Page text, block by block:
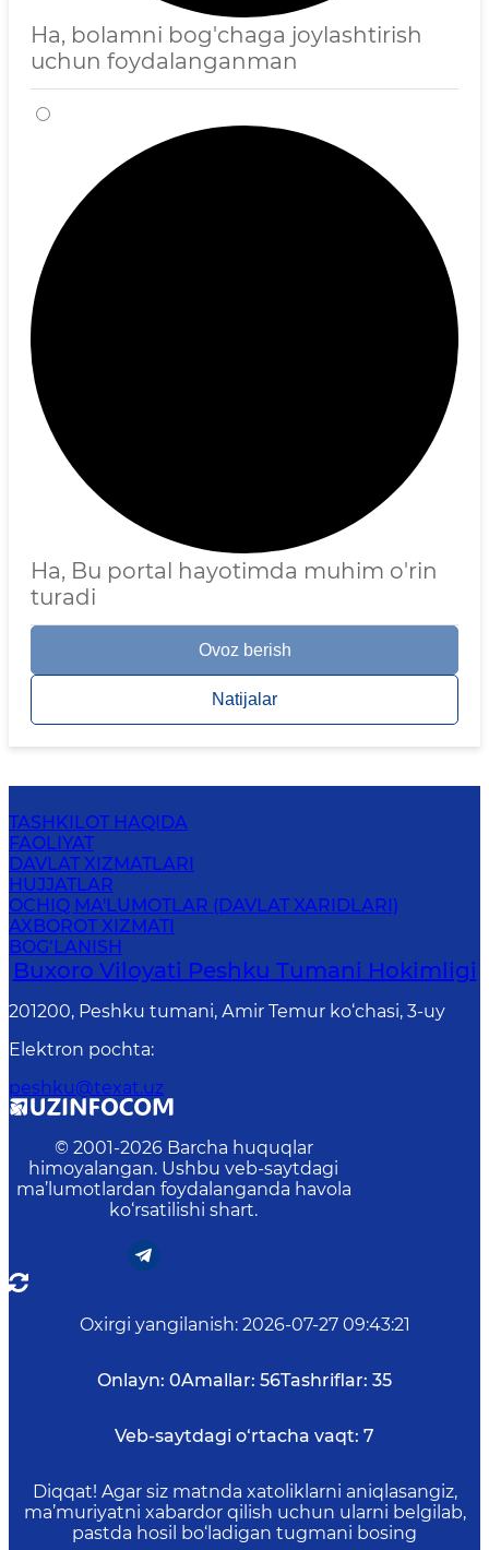
Ha, bolamni bog'chaga joylashtirish
uchun foydalanganman
Ha, Bu portal hayotimda muhim o'rin
turadi
Ovoz berish
Natijalar
TASHKILOT HAQIDA
FAOLIYAT
DAVLAT XIZMATLARI
HUJJATLAR
OCHIQ MA'LUMOTLAR (DAVLAT XARIDLARI)
AXBOROT XIZMATI
BOG‘LANISH
Buxoro Viloyati Peshku Tumani Hokimligi
201200, Peshku tumani, Аmir Temur ko‘chasi, 3-uy
Elektron pochta:
peshku@texat.uz
© 2001-2026 Barcha huquqlar
himoyalangan. Ushbu veb-saytdagi
ma’lumotlardan foydalanganda havola
ko‘rsatilishi shart.
Oxirgi yangilanish: 2026-07-27 09:43:21
Onlayn: 0Amallar: 56Tashriflar: 35
Veb-saytdagi o‘rtacha vaqt: 7
Diqqat! Agar siz matnda xatoliklarni aniqlasangiz,
ma’muriyatni xabardor qilish uchun ularni belgilab,
pastda hosil bo‘ladigan tugmani bosing